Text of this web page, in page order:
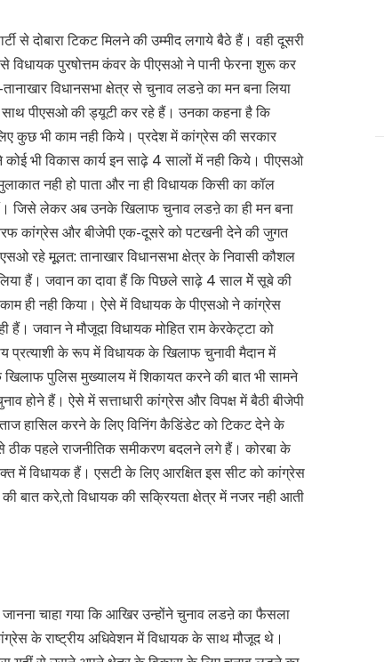
से दोबारा टिकट मिलने की उम्मीद लगाये बैठे हैं। वही दूसरी
से विधायक पुरषोत्तम कंवर के पीएसओ ने पानी फेरना शुरू कर
विधानसभा क्षेत्र से चुनाव लडऩे का मन बना लिया
पीएसओ की ड्यूटी कर रहे हैं। उनका कहना है कि
कुछ भी काम नही किये। प्रदेश में कांग्रेस की सरकार
भी विकास कार्य इन साढ़े 4 सालों में नही किये। पीएसओ
नही हो पाता और ना ही विधायक किसी का कॉल
जिसे लेकर अब उनके खिलाफ चुनाव लडऩे का ही मन बना
कांग्रेस और बीजेपी एक-दूसरे को पटखनी देने की जुगत
रहे मूूलत: तानाखार विधानसभा क्षेत्र के निवासी कौशल
हैं। जवान का दावा हैं कि पिछले साढ़े 4 साल मेें सूबे की
ही नही किया। ऐसे में विधायक के पीएसओ ने कांग्रेस
हैं। जवान ने मौजूदा विधायक मोहित राम केरकेट्टा को
प्रत्याशी के रूप में विधायक के खिलाफ चुनावी मैदान में
पुलिस मुख्यालय में शिकायत करने की बात भी सामने
होने हैं। ऐसे में सत्ताधारी कांग्रेस और विपक्ष में बैठी बीजेपी
ताज हासिल करने के लिए विनिंग कैडिंडेट को टिकट देने के
ठीक पहले राजनीतिक समीकरण बदलने लगे हैं। कोरबा के
में विधायक हैं। एसटी के लिए आरक्षित इस सीट को कांग्रेस
बात करे,तो विधायक की सक्रियता क्षेत्र में नजर नही आती
चाहा गया कि आखिर उन्होंने चुनाव लडऩे का फैसला
के राष्ट्रीय अधिवेशन में विधायक के साथ मौजूद थे।